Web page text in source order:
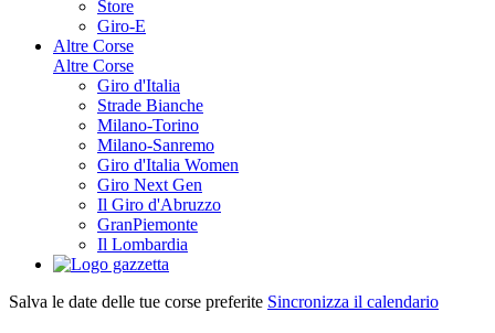
Store
Giro-E
Altre Corse
Altre Corse
Giro d'Italia
Strade Bianche
Milano-Torino
Milano-Sanremo
Giro d'Italia Women
Giro Next Gen
Il Giro d'Abruzzo
GranPiemonte
Il Lombardia
Salva le date delle tue corse preferite Sincronizza il calendario